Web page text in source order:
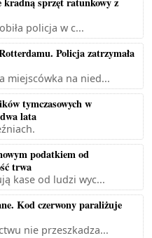
policja w c...
Policja zatrzymała
miejscówka na nied...
tymczasowych w
lata
podatkiem od
trwa
kase od ludzi wyc...
Kod czerwony paraliżuje
nie przeszkadza...